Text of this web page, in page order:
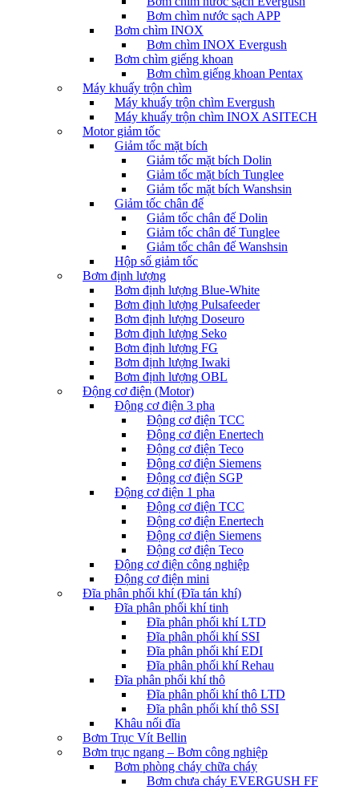
Bơm chìm nước sạch APP
Bơm chìm INOX
Bơm chìm INOX Evergush
Bơm chìm giếng khoan
Bơm chìm giếng khoan Pentax
Máy khuấy trộn chìm
Máy khuấy trộn chìm Evergush
Máy khuấy trộn chìm INOX ASITECH
Motor giảm tốc
Giảm tốc mặt bích
Giảm tốc mặt bích Dolin
Giảm tốc mặt bích Tunglee
Giảm tốc mặt bích Wanshsin
Giảm tốc chân đế
Giảm tốc chân đế Dolin
Giảm tốc chân đế Tunglee
Giảm tốc chân đế Wanshsin
Hộp số giảm tốc
Bơm định lượng
Bơm định lượng Blue-White
Bơm định lượng Pulsafeeder
Bơm định lượng Doseuro
Bơm định lượng Seko
Bơm định lượng FG
Bơm định lượng Iwaki
Bơm định lượng OBL
Động cơ điện (Motor)
Động cơ điện 3 pha
Động cơ điện TCC
Động cơ điện Enertech
Động cơ điện Teco
Động cơ điện Siemens
Động cơ điện SGP
Động cơ điện 1 pha
Động cơ điện TCC
Động cơ điện Enertech
Động cơ điện Siemens
Động cơ điện Teco
Động cơ điện công nghiệp
Động cơ điện mini
Đĩa phân phối khí (Đĩa tán khí)
Đĩa phân phối khí tinh
Đĩa phân phối khí LTD
Đĩa phân phối khí SSI
Đĩa phân phối khí EDI
Đĩa phân phối khí Rehau
Đĩa phân phối khí thô
Đĩa phân phối khí thô LTD
Đĩa phân phối khí thô SSI
Khâu nối đĩa
Bơm Trục Vít Bellin
Bơm trục ngang – Bơm công nghiệp
Bơm phòng cháy chữa cháy
Bơm chưa cháy EVERGUSH FF